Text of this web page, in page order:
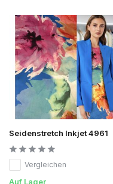
Seidenstretch Inkjet 4961
Vergleichen
Auf Lager